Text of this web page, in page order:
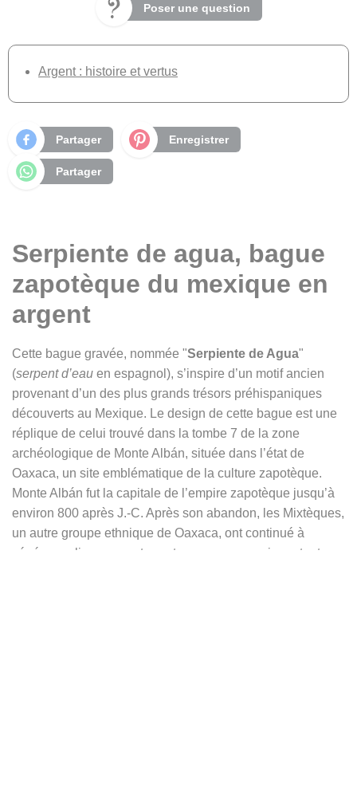
Poser une question
Argent : histoire et vertus
Partager Enregistrer
Partager
Serpiente de agua, bague
zapotèque du mexique en
argent
Cette bague gravée, nommée "Serpiente de Agua"
(serpent d’eau en espagnol), s’inspire d’un motif ancien
provenant d’un des plus grands trésors préhispaniques
découverts au Mexique. Le design de cette bague est une
réplique de celui trouvé dans la tombe 7 de la zone
archéologique de Monte Albán, située dans l’état de
Oaxaca, un site emblématique de la culture zapotèque.
Monte Albán fut la capitale de l’empire zapotèque jusqu’à
environ 800 après J.-C. Après son abandon, les Mixtèques,
un autre groupe ethnique de Oaxaca, ont continué à
vénérer ce lieu en y enterrant un personnage important.